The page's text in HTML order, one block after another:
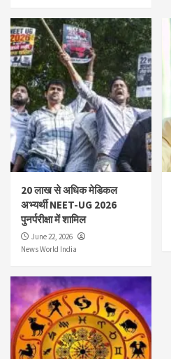
20 लाख से अधिक मेडिकल
अभ्यर्थी NEET-UG 2026
पुनर्परीक्षा में शामिल
June 22, 2026
News World India